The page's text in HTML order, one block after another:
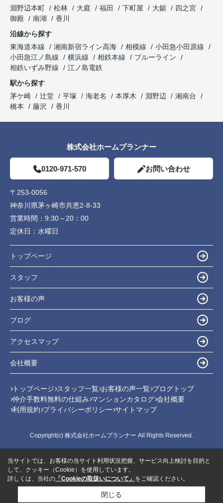
淵野辺本町
松林 大庭 福田 下町屋 大鋸
四之宮
御殿
南湖
香川
沿線から探す
東海道本線
湘南新宿ライン高海 相模線
小田急小田原線
小田急江ノ島線
横浜線 相鉄本線
ブルーライン
相鉄いずみ野線
江ノ島電鉄
駅から探す
茅ケ崎
辻堂 平塚 海老名 本厚木 淵野辺
湘南台
橋本
藤沢 香川
株式会社ホームプランナー
0120-971-570 お問い合わせ
〒253-0056
神奈川県茅ヶ崎市共恵2-8-33
営業時間： 9:30～20：00
定休日： 水曜日
トップページ
スタッフ
お客様の声
ブログ
アクセスマップ
会社概要
トップページ スタッフ一覧 お客様の声一覧 ブログトップ
仲介手数料無料の仕組み マンションカタログ 会社概要
利用規約 プライバシーポリシー サイトマップ
Copyright(c) 株式会社ホームプランナー All Rights Reserved.
当サイトでは、お客様の当サイト利用状況把握、サービス向上検討を目的と
して、クッキー（Cookie）を使用しています。
詳しくは、当社の 「Cookieの取扱いについて」 をご確認ください。
閉じる